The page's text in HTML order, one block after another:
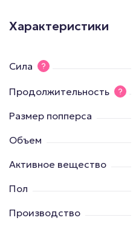
Характеристики
Сила
Продолжительность
Размер попперса
Объем
Активное вещество
Пол
Производство